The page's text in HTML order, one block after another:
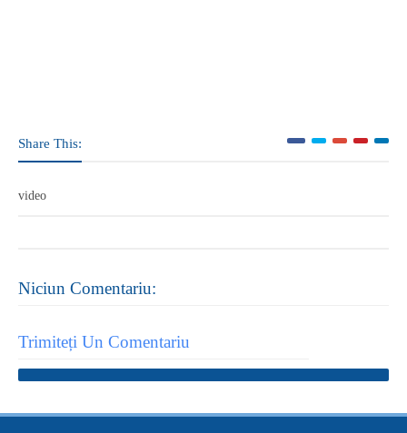
Share This:
video
Niciun Comentariu:
Trimiteți Un Comentariu